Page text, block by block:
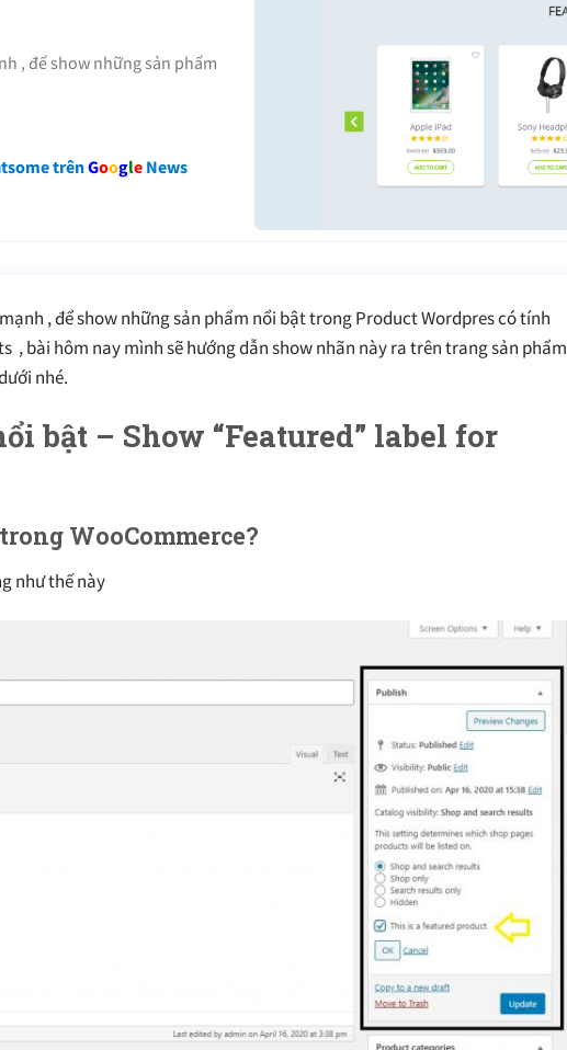
, để show những sản phẩm
trênGoogleNews
, để show những sản phẩm nổi bật trong Product Wordpres có tính
bài hôm nay mình sẽ hướng dẫn show nhãn này ra trên trang sản phẩm
nhé.
bật – Show “Featured” label for
WooCommerce?
như thế này